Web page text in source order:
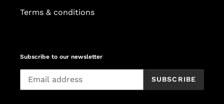
Terms & conditions
Subscribe to our newsletter
SUBSCRIBE